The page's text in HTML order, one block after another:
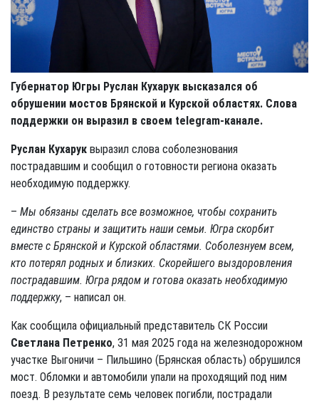
Губернатор Югры Руслан Кухарук высказался об
обрушении мостов Брянской и Курской областях. Слова
поддержки он выразил в своем telegram-канале.
Руслан Кухарук выразил слова соболезнования
пострадавшим и сообщил о готовности региона оказать
необходимую поддержку.
– Мы обязаны сделать все возможное, чтобы сохранить
единство страны и защитить наши семьи. Югра скорбит
вместе с Брянской и Курской областями. Соболезнуем всем,
кто потерял родных и близких. Скорейшего выздоровления
пострадавшим. Югра рядом и готова оказать необходимую
поддержку, – написал он.
Как сообщила официальный представитель СК России
Светлана Петренко, 31 мая 2025 года на железнодорожном
участке Выгоничи – Пильшино (Брянская область) обрушился
мост. Обломки и автомобили упали на проходящий под ним
поезд. В результате семь человек погибли, пострадали